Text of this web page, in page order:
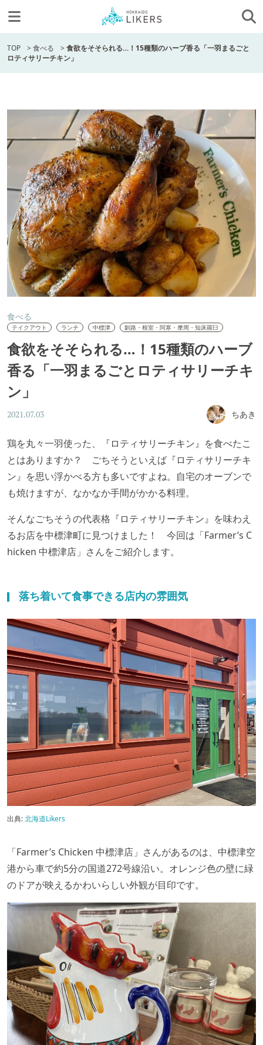
TOP >食べる >食欲をそそられる…！15種類のハーブ香る「一羽まるごと
ロティサリーチキン」
食べる
テイクアウト ランチ 中標津 釧路・根室・阿寒・摩周・知床羅臼
食欲をそそられる…！15種類のハーブ
香る「一羽まるごとロティサリーチキ
ン」
2021.07.03 ちあき
鶏を丸々一羽使った、『ロティサリーチキン』を食べたこ
とはありますか？ ごちそうといえば『ロティサリーチキ
ン』を思い浮かべる方も多いですよね。自宅のオーブンで
も焼けますが、なかなか手間がかかる料理。
そんなごちそうの代表格『ロティサリーチキン』を味わえ
るお店を中標津町に見つけました！ 今回は「Farmer’s C
hicken 中標津店」 さんをご紹介します。
落ち着いて食事できる店内の雰囲気
出典:北海道Likers
「Farmer’s Chicken 中標津店」さんがあるのは、中標津空
港から車で約5分の国道272号線沿い。 オレンジ色の壁に緑
のドアが映えるかわいらしい外観が目印です。